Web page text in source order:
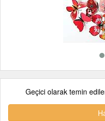
Geçici olarak temin